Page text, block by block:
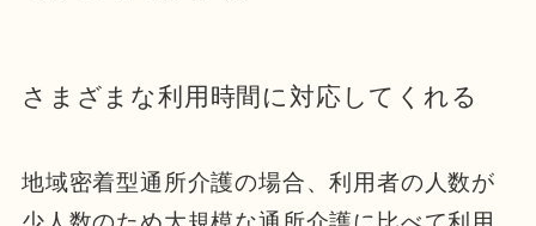
さまざまな利用時間に対応してくれる
地域密着型通所介護の場合、利用者の人数が